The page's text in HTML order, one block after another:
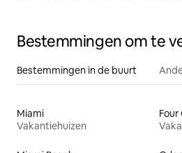
Bestemmingen om te
Bestemmingen in de buurt
Miami
Vakantiehuizen
Four